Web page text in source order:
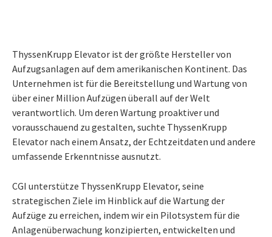
ThyssenKrupp Elevator ist der größte Hersteller von
Aufzugsanlagen auf dem amerikanischen Kontinent. Das
Unternehmen ist für die Bereitstellung und Wartung von
über einer Million Aufzügen überall auf der Welt
verantwortlich. Um deren Wartung proaktiver und
vorausschauend zu gestalten, suchte ThyssenKrupp
Elevator nach einem Ansatz, der Echtzeitdaten und andere
umfassende Erkenntnisse ausnutzt.
CGI unterstütze ThyssenKrupp Elevator, seine
strategischen Ziele im Hinblick auf die Wartung der
Aufzüge zu erreichen, indem wir ein Pilotsystem für die
Anlagenüberwachung konzipierten, entwickelten und